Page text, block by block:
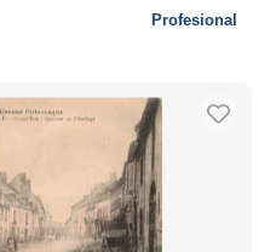
Profesional